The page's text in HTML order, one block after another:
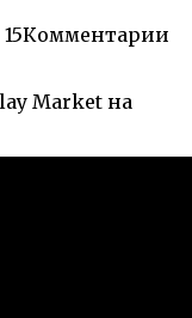
15Комментарии